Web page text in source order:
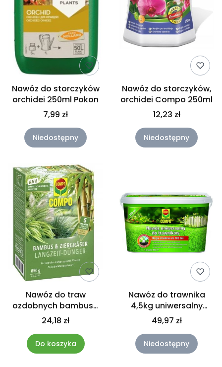
Nawóz do storczyków
orchidei 250ml Pokon
7,99 zł
Niedostępny
Nawóz do storczyków,
orchidei Compo 250ml
12,23 zł
Niedostępny
Nawóz do traw
ozdobnych bambusa
850g długodziałający
Compo
24,18 zł
Do koszyka
Nawóz do trawnika
4,5kg uniwersalny
COMPO
49,97 zł
Niedostępny